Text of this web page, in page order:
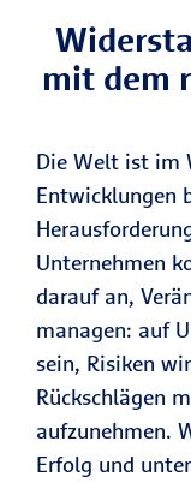
mit dem
Die Welt ist im
Entwicklungen
Unternehmen
darauf an,
managen: auf
sein, Risiken
Rückschlägen
aufzunehmen.
Erfolg und